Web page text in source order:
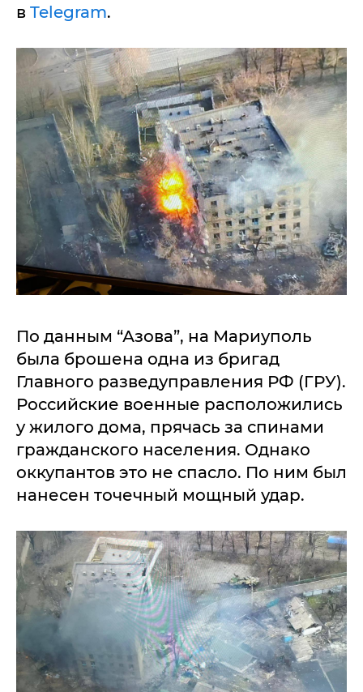
в Telegram.
По данным “Азова”, на Мариуполь
была брошена одна из бригад
Главного разведуправления РФ (ГРУ).
Российские военные расположились
у жилого дома, прячась за спинами
гражданского населения. Однако
оккупантов это не спасло. По ним был
нанесен точечный мощный удар.